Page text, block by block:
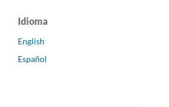
Idioma
English
Español